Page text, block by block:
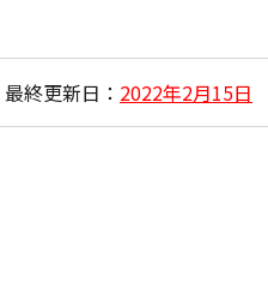
最終更新日： 2022年2月15日